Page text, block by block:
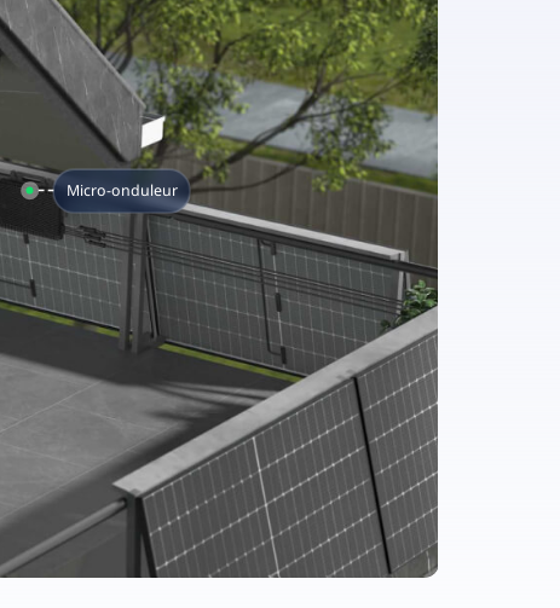
Micro-onduleur
Unité de transfert de données
S-Miles Cloud